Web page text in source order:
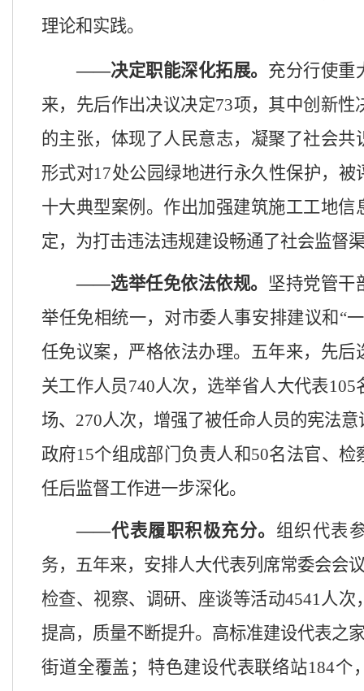
理论和实践。
——决定职能深化拓展。 充分行使重
来，先后作出决议决定73项，其中创新性
的主张，体现了人民意志，凝聚了社会共
形式对17处公园绿地进行永久性保护，被
十大典型案例。作出加强建筑施工工地信
定，为打击违法违规建设畅通了社会监督
——选举任免依法依规。 坚持党管干
举任免相统一，对市委人事安排建议和 “
任免议案，严格依法办理。五年来，先后
关工作人员740人次，选举省人大代表105
场、 270人次，增强了被任命人员的宪法
政府15个组成部门负责人和50名法官、
任后监督工作进一步深化。
——代表履职积极充分。 组织代表
务，五年来，安排人大代表列席常委会会
检查、视察、调研、座谈等活动4541人次
提高，质量不断提升。高标准建设代表之
街道全覆盖； 特色建设代表联络站184个